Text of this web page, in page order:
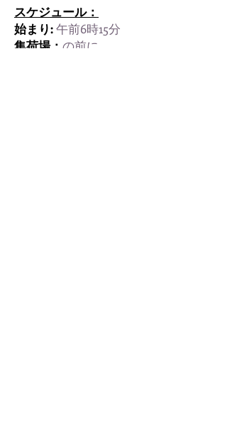
スケジュール：
始まり:午前6時15分
集荷場： の前に